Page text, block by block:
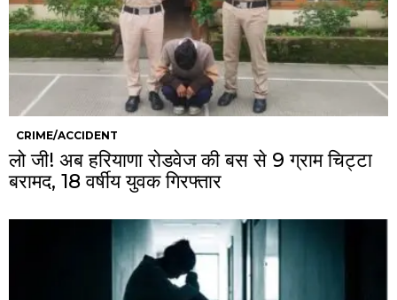
CRIME/ACCIDENT
लो जी! अब हरियाणा रोडवेज की बस से 9 ग्राम चिट्टा
बरामद, 18 वर्षीय युवक गिरफ्तार